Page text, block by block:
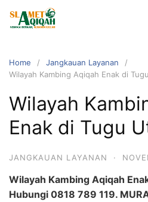
Home
Jangkauan Layanan
Wilayah Kambing Aqiqah Enak di
Wilayah
Enak di Tugu
JANGKAUAN LAYANAN ·
Wilayah Kambing Aqiqah
Hubungi 0818 789 119.